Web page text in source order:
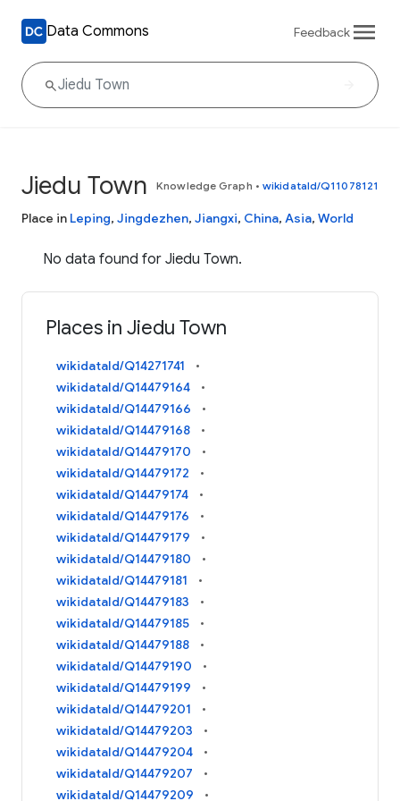
Data Commons Feedback
Jiedu Town Knowledge Graph • wikidataId/Q11078121
Place in Leping, Jingdezhen, Jiangxi, China, Asia, World
No data found for Jiedu Town.
Places in Jiedu Town
wikidataId/Q14271741
wikidataId/Q14479164
wikidataId/Q14479166
wikidataId/Q14479168
wikidataId/Q14479170
wikidataId/Q14479172
wikidataId/Q14479174
wikidataId/Q14479176
wikidataId/Q14479179
wikidataId/Q14479180
wikidataId/Q14479181
wikidataId/Q14479183
wikidataId/Q14479185
wikidataId/Q14479188
wikidataId/Q14479190
wikidataId/Q14479199
wikidataId/Q14479201
wikidataId/Q14479203
wikidataId/Q14479204
wikidataId/Q14479207
wikidataId/Q14479209